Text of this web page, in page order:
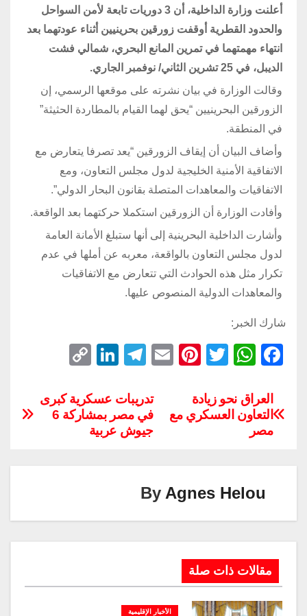
أعلنت وزارة الداخلية، أن 3 دوريات تابعة لأمن السواحل
والحدود القطرية أوقفت زورقين بحرينيين أثناء عودتهما بعد
انتهاء مهمتهما في تمرين المانع البحري، شمالي فشت
الديبل، في 25 تشرين الثاني/ نوفمبر الجاري.
وقالت الوزارة في بيان نشرته على موقعها الرسمي، إن
الزورقين البحرينيين “يحق لهما القيام بالمطاردة الحثيثة”
في المنطقة.
وأضاف البيان أن إيقاف الزورقين “يعد تصرفا يتعارض مع
الاتفاقية الأمنية الخليجية لدول مجلس التعاون، ومع
الاتفاقيات والمعاهدات المتصلة بقانون البحار الدولي”.
وأفادت الوزارة أن الزورقين استكملا حركتهما بعد الواقعة.
وأشارت الداخلية البحرينية إلى أنها ستبلغ الأمانة العامة
لدول مجلس التعاون بالواقعة، معربه عن أملها في عدم
تكرار مثل هذه الحوادث التي تتعارض مع الاتفاقيات
والمعاهدات الدولية المنصوص عليها.
شارك الخبر:
F
c
e
b
o
W
at
s
p
T
tt
er
Pi
e
E
ail
T
e
gr
a
Li
k
e
dI
p
y
تدريبات عسكرية كبرى
في مصر بمشاركة 6
جيوش عربية
العراق نحو زيادة
التعاون العسكري مع
مصر
By Agnes Helou
مقالات ذات صلة
الأخبار الإقليمية